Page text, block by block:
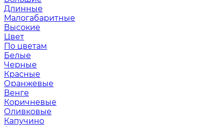
Длинные
Малогабаритные
Высокие
Цвет
По цветам
Белые
Черные
Красные
Оранжевые
Венге
Коричневые
Оливковые
Капучино